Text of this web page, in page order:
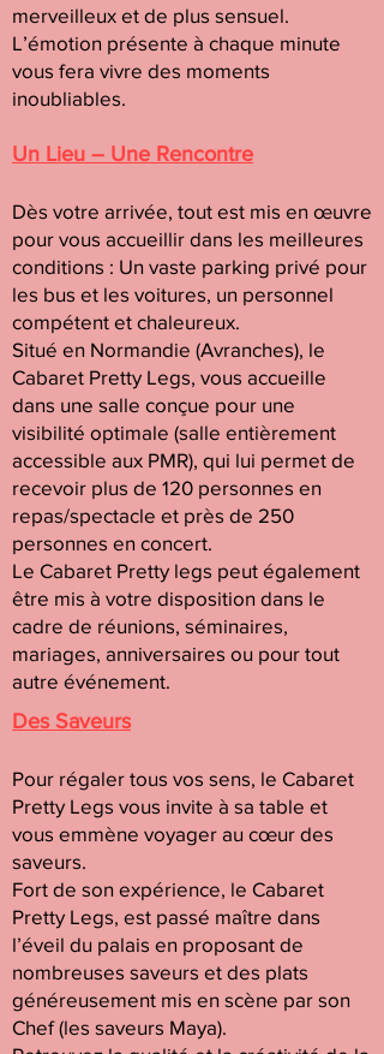
merveilleux et de plus sensuel.
L’émotion présente à chaque minute
vous fera vivre des moments
inoubliables.
Un Lieu – Une Rencontre
Dès votre arrivée, tout est mis en œuvre
pour vous accueillir dans les meilleures
conditions : Un vaste parking privé pour
les bus et les voitures, un personnel
compétent et chaleureux.
Situé en Normandie (Avranches), le
Cabaret Pretty Legs, vous accueille
dans une salle conçue pour une
visibilité optimale (salle entièrement
accessible aux PMR), qui lui permet de
recevoir plus de 120 personnes en
repas/spectacle et près de 250
personnes en concert.
Le Cabaret Pretty legs peut également
être mis à votre disposition dans le
cadre de réunions, séminaires,
mariages, anniversaires ou pour tout
autre événement.
Des Saveurs
Pour régaler tous vos sens, le Cabaret
Pretty Legs vous invite à sa table et
vous emmène voyager au cœur des
saveurs.
Fort de son expérience, le Cabaret
Pretty Legs, est passé maître dans
l’éveil du palais en proposant de
nombreuses saveurs et des plats
généreusement mis en scène par son
Chef (les saveurs Maya).